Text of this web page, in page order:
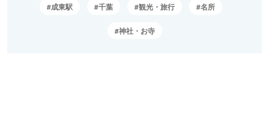
成東駅 千葉 観光・旅行 名所
神社・お寺